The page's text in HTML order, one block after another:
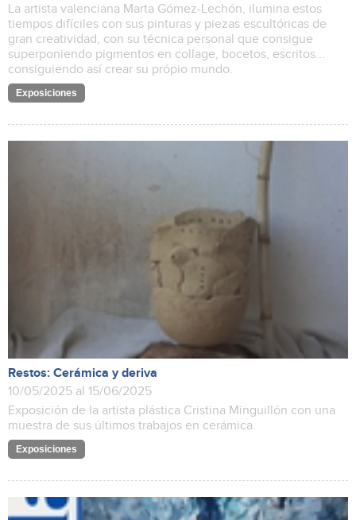
La artista valenciana Marta Gómez-Lechón, ilumina estos
tiempos difíciles con sus pinturas y piezas escultóricas de
gran creatividad, con su técnica personal que consigue
superponiendo pigmentos en collage, bocetos, escritos...
consiguiendo así crear su própio mundo.
Exposiciones
Restos: Cerámica y deriva
10/05/2025 al 15/06/2025
Exposición de la artista plástica Cristina Minguillón con una
muestra de sus últimos trabajos en cerámica.
Exposiciones